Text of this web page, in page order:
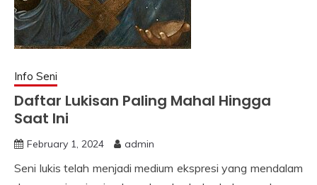
Info Seni
Daftar Lukisan Paling Mahal Hingga
Saat Ini
February 1, 2024 admin
Seni lukis telah menjadi medium ekspresi yang mendalam